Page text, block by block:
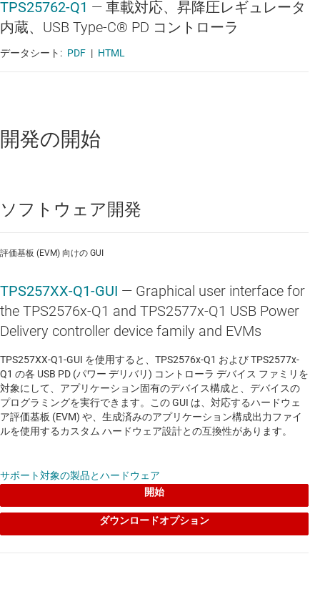
TPS25762-Q1 — 車載対応、昇降圧レギュレータ
内蔵、USB Type-C® PD コントローラ
データシート: PDF | HTML
開発の開始
ソフトウェア開発
評価基板 (EVM) 向けの GUI
TPS257XX-Q1-GUI — Graphical user interface for
the TPS2576x-Q1 and TPS2577x-Q1 USB Power
Delivery controller device family and EVMs
TPS257XX-Q1-GUI を使用すると、TPS2576x-Q1 および TPS2577x-
Q1 の各 USB PD (パワー デリバリ) コントローラ デバイス ファミリを
対象にして、アプリケーション固有のデバイス構成と、デバイスの
プログラミングを実行できます。この GUI は、対応するハードウェ
ア評価基板 (EVM) や、生成済みのアプリケーション構成出力ファイ
ルを使用するカスタム ハードウェア設計との互換性があります。
サポート対象の製品とハードウェア
開始
ダウンロードオプション